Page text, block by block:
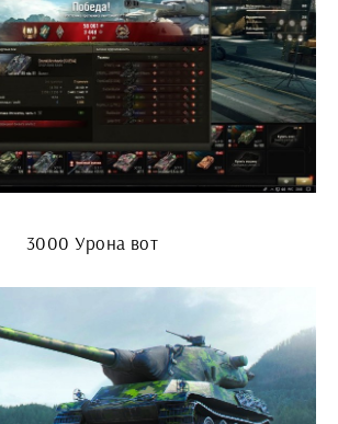
3000 Урона вот